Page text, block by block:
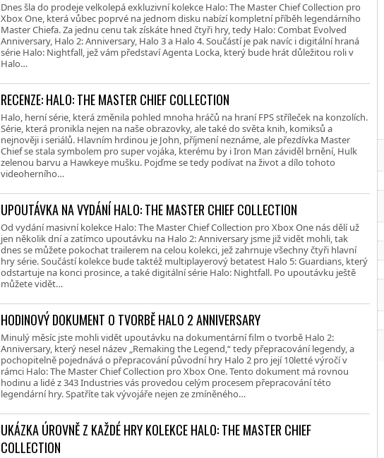
Dnes šla do prodeje velkolepá exkluzivní kolekce Halo: The Master Chief Collection pro
Xbox One, která vůbec poprvé na jednom disku nabízí kompletní příběh legendárního
Master Chiefa. Za jednu cenu tak získáte hned čtyři hry, tedy Halo: Combat Evolved
Anniversary, Halo 2: Anniversary, Halo 3 a Halo 4. Součástí je pak navíc i digitální hraná
série Halo: Nightfall, jež vám představí Agenta Locka, který bude hrát důležitou roli v
Halo…
RECENZE: HALO: THE MASTER CHIEF COLLECTION
Halo, herní série, která změnila pohled mnoha hráčů na hraní FPS stříleček na konzolích.
Série, která pronikla nejen na naše obrazovky, ale také do světa knih, komiksů a
nejnověji i seriálů. Hlavním hrdinou je John, příjmení neznáme, ale přezdívka Master
Chief se stala symbolem pro super vojáka, kterému by i Iron Man záviděl brnění, Hulk
zelenou barvu a Hawkeye mušku. Pojďme se tedy podívat na život a dílo tohoto
videoherního…
UPOUTÁVKA NA VYDÁNÍ HALO: THE MASTER CHIEF COLLECTION
Od vydání masivní kolekce Halo: The Master Chief Collection pro Xbox One nás dělí už
jen několik dní a zatímco upoutávku na Halo 2: Anniversary jsme již vidět mohli, tak
dnes se můžete pokochat trailerem na celou kolekci, jež zahrnuje všechny čtyři hlavní
hry série. Součástí kolekce bude taktéž multiplayerový betatest Halo 5: Guardians, který
odstartuje na konci prosince, a také digitální série Halo: Nightfall. Po upoutávku ještě
můžete vidět…
HODINOVÝ DOKUMENT O TVORBĚ HALO 2 ANNIVERSARY
Minulý měsíc jste mohli vidět upoutávku na dokumentární film o tvorbě Halo 2:
Anniversary, který nesel název „Remaking the Legend,“ tedy přepracování legendy, a
pochopitelně pojednává o přepracování původní hry Halo 2 pro její 10letté výročí v
rámci Halo: The Master Chief Collection pro Xbox One. Tento dokument má rovnou
hodinu a lidé z 343 Industries vás provedou celým procesem přepracování této
legendární hry. Spatříte tak vývojáře nejen ze zmíněného…
UKÁZKA ÚROVNĚ Z KAŽDÉ HRY KOLEKCE HALO: THE MASTER CHIEF
COLLECTION